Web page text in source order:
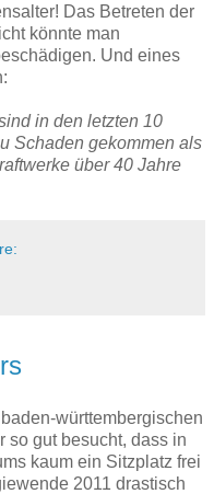
Das Betreten der
könnte man
Und eines
in den letzten 10
Schaden gekommen als
über 40 Jahre
württembergischen
so gut besucht, dass in
kaum ein Sitzplatz frei
2011 drastisch